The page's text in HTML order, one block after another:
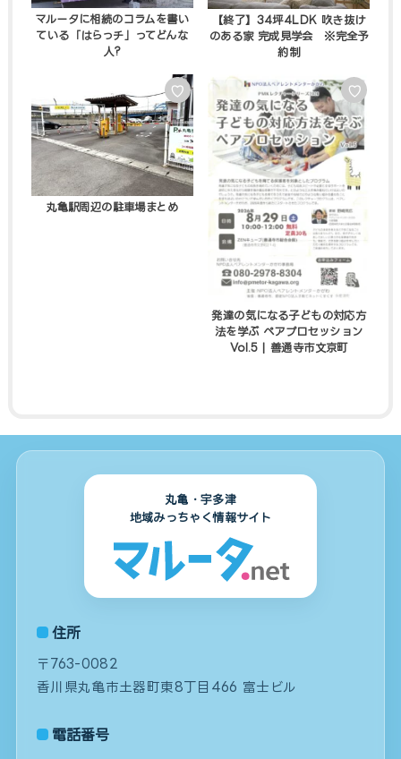
マルータに相続のコラムを書い
ている「はらっチ」ってどんな
人?
【終了】34坪4LDK 吹き抜け
のある家 完成見学会 ※完全予
約制
♡
丸亀駅周辺の駐車場まとめ
♡
発達の気になる子どもの対応方
法を学ぶ ペアプロセッション
Vol.5 | 善通寺市文京町
丸亀・宇多津
地域みっちゃく情報サイト
住所
〒763-0082
香川県丸亀市土器町東8丁目466 富士ビル
電話番号